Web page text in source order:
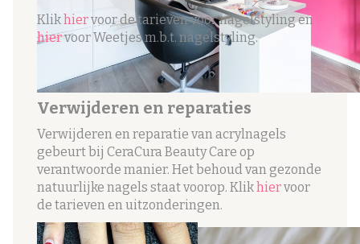
Klikhiervoor de tarieven voor nagelstyling en
hiervoor Weetjes m.b.t. nagelstyling.
Verwijderen en reparaties
Verwijderen en reparatie van acrylnagels
gebeurt bij CeraCura Beauty Care op
verantwoorde manier. Het behoud van gezonde
natuurlijke nagels staat voorop. Klikhiervoor
de tarieven en uitzonderingen.